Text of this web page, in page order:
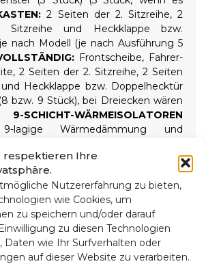
respektieren Ihre
Nutzererfahrung zu bieten,
wie Cookies, um
zu speichern und/oder darauf
zu diesen Technologien
Daten wie Ihr Surfverhalten oder
auf dieser Website zu verarbeiten.
2 Seiten der 2. Sitzreihe, 2
und Heckklappe bzw.
nach Modell (je nach Ausführung 5
Frontscheibe, Fahrer-
2 Seiten der 2. Sitzreihe, 2 Seiten
Heckklappe bzw. Doppelhecktür
bzw. 9 Stück), bei Dreiecken wären
9-SCHICHT-WÄRMEISOLATOREN
lagige Wärmedämmung und
und sorgen so für mehr
und absolute Dunkelheit für
Wird mit aufschraubbaren
hoher Saugkraft gehalten, die sich
leicht entfernen lassen.
UV- und kratzfest.
Polyethylen.